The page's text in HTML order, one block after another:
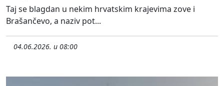
Taj se blagdan u nekim hrvatskim krajevima zove i
Brašančevo, a naziv pot...
04.06.2026. u 08:00